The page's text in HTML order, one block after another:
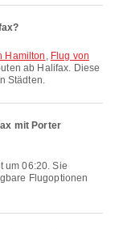
Hamilton , Flug von
ab Halifax. Diese
Städten.
mit Porter
Flugoptionen